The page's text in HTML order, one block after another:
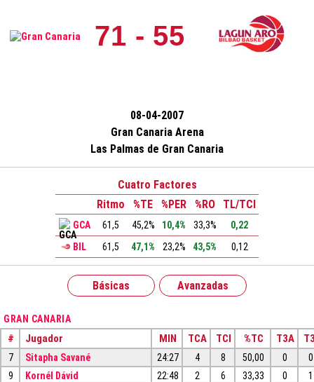
71 - 55
08-04-2007
Gran Canaria Arena
Las Palmas de Gran Canaria
Cuatro Factores
Ritmo
%TE %PER %RO TL/TCI
GCA 61,5 45,2% 10,4% 33,3%
0,22
BIL
61,5 47,1% 23,2% 43,5% 0,12
Básicas Avanzadas
GRAN CANARIA
# Jugador MIN TCA TCI %TC T3A
7 Sitapha Savané 24:27 4 8 50,00 0
0
9
Kornél Dávid 22:48 2 6 33,33 0
1